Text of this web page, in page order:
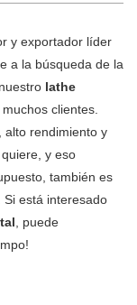
y exportador líder
a la búsqueda de la
lathe
clientes.
alto rendimiento y
y eso
también es
está interesado
, puede